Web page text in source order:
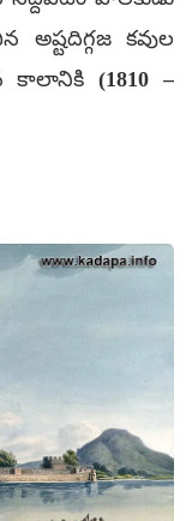
అష్టదిగ్గజ కవుల
కాలానికి (1810 –